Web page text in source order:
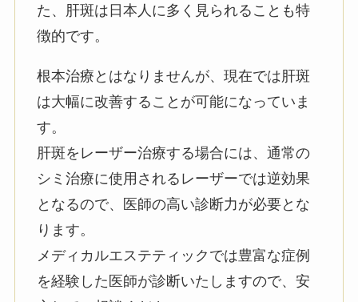
た、肝斑は日本人に多く見られることも特
徴的です。
根本治療とはなりませんが、現在では肝斑
は大幅に改善することが可能になっていま
す。
肝斑をレーザー治療する場合には、通常の
シミ治療に使用されるレーザーでは逆効果
となるので、医師の高い診断力が必要とな
ります。
メディカルエステティックでは豊富な症例
を経験した医師が診断いたしますので、安